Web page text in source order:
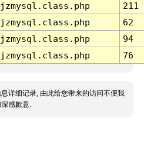
211
62
94
76
详细记录, 由此给您带来的访问不便我
感歉意.